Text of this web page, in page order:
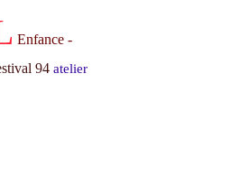
Enfance -
94 atelier